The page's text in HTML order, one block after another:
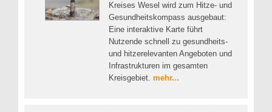
Kreises Wesel wird zum Hitze- und
Gesundheitskompass ausgebaut:
Eine interaktive Karte führt
Nutzende schnell zu gesundheits-
und hitzerelevanten Angeboten und
Infrastrukturen im gesamten
Kreisgebiet. mehr...